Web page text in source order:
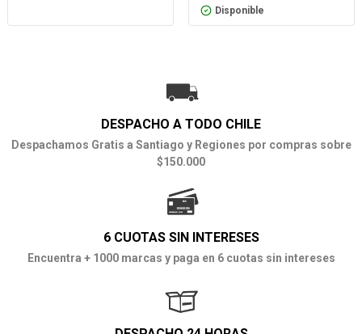
Disponible
DESPACHO A TODO CHILE
Despachamos Gratis a Santiago y Regiones por compras sobre
$150.000
6 CUOTAS SIN INTERESES
Encuentra + 1000 marcas y paga en 6 cuotas sin intereses